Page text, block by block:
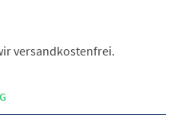
versandkostenfrei.